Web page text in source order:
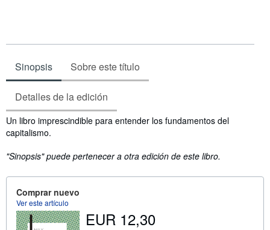
Sinopsis Sobre este título
Detalles de la edición
Sinopsis
Un libro imprescindible para entender los fundamentos del
capitalismo.
"Sinopsis" puede pertenecer a otra edición de este libro.
Comprar nuevo
Ver este artículo
EUR 12,30